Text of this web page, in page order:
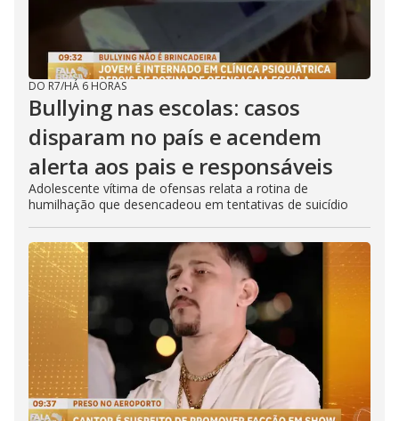
DO R7/HÁ 6 HORAS
Bullying nas escolas: casos
disparam no país e acendem
alerta aos pais e responsáveis
Adolescente vítima de ofensas relata a rotina de
humilhação que desencadeou em tentativas de suicídio